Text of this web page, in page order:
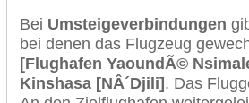
Bei Umsteigeverbindungen
bei denen das Flugzeug
[Flughafen YaoundÃ©
Kinshasa [NÂ´Djili]. Das